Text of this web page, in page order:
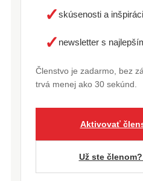
✓skúsenosti a
✓ newsletter s
Členstvo je zadarmo, bez
trvá menej ako 30 sekúnd.
Aktivovať
Už ste